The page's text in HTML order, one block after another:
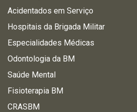
Acidentados em Serviço
Hospitais da Brigada Militar
Especialidades Médicas
Odontologia da BM
Saúde Mental
Fisioterapia BM
CRASBM